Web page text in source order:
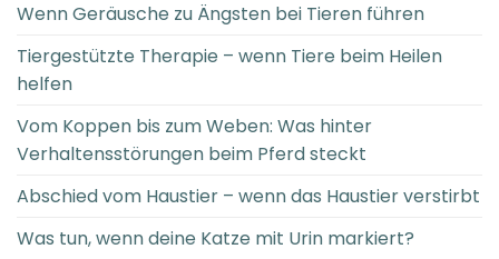
Wenn Geräusche zu Ängsten bei Tieren führen
Tiergestützte Therapie – wenn Tiere beim Heilen
helfen
Vom Koppen bis zum Weben: Was hinter
Verhaltensstörungen beim Pferd steckt
Abschied vom Haustier – wenn das Haustier verstirbt
Was tun, wenn deine Katze mit Urin markiert?